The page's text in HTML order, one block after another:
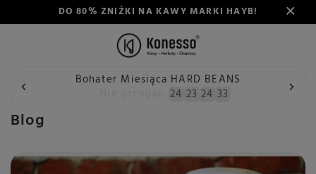
DO 80% ZNIŻKI NA KAWY MARKI HAYB!
Bohater Miesiąca HARD BEANS
24 23 24 33
Wstecz Konesso Blog
Blog